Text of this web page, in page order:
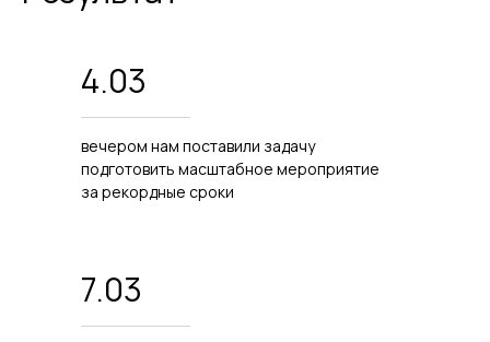
4.03
вечером нам поставили задачу
подготовить масштабное мероприятие
за рекордные сроки
7.03